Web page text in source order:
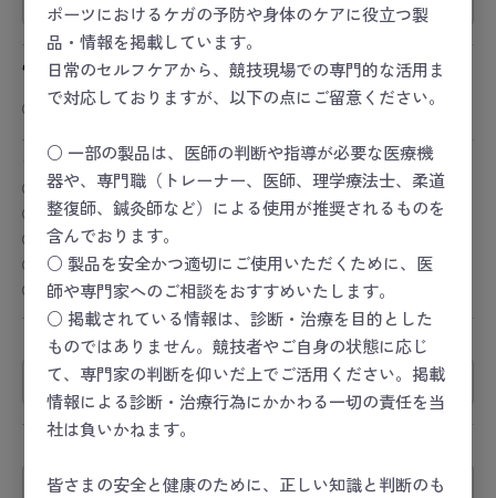
ポーツにおけるケガの予防や身体のケアに役立つ製
品・情報を掲載しています。
日常のセルフケアから、競技現場での専門的な活用ま
で対応しておりますが、以下の点にご留意ください。
○ 一部の製品は、医師の判断や指導が必要な医療機
器や、専門職（トレーナー、医師、理学療法士、柔道
整復師、鍼灸師など）による使用が推奨されるものを
含んでおります。
○ 製品を安全かつ適切にご使用いただくために、医
師や専門家へのご相談をおすすめいたします。
○ 掲載されている情報は、診断・治療を目的とした
ものではありません。競技者やご自身の状態に応じ
て、専門家の判断を仰いだ上でご活用ください。掲載
情報による診断・治療行為にかかわる一切の責任を当
社は負いかねます。
皆さまの安全と健康のために、正しい知識と判断のも
性別
男性
女性 その他 回答しない
おすすめレベル 必須
★★★★★
★★★★
★★★
★★
★
タイトル 必須